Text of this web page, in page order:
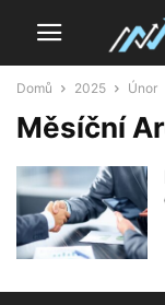
Domů 2025 Únor
Měsíční